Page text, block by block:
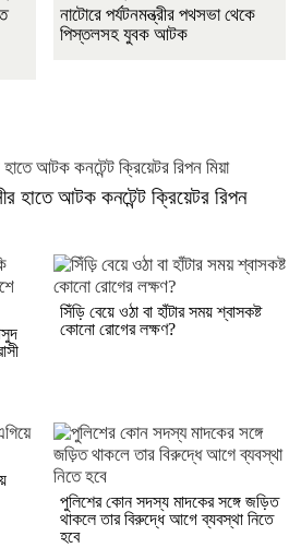
নাটোরে পর্যটনমন্ত্রীর পথসভা থেকে
পিস্তলসহ যুবক আটক
হাতে আটক কনটেন্ট ক্রিয়েটর রিপন
সিঁড়ি বেয়ে ওঠা বা হাঁটার সময় শ্বাসকষ্ট
কোনো রোগের লক্ষণ?
পুলিশের কোন সদস্য মাদকের সঙ্গে জড়িত
থাকলে তার বিরুদ্ধে আগে ব্যবস্থা নিতে
হবে